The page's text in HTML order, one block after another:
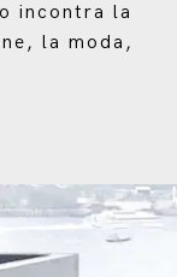
incontra la
la moda,